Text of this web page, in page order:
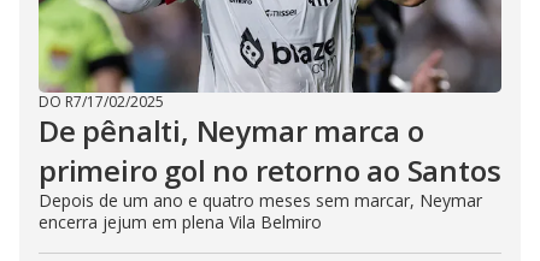
DO R7/17/02/2025
De pênalti, Neymar marca o
primeiro gol no retorno ao Santos
Depois de um ano e quatro meses sem marcar, Neymar
encerra jejum em plena Vila Belmiro